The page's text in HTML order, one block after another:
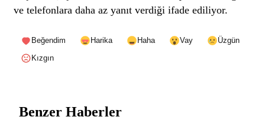
ve telefonlara daha az yanıt verdiği ifade ediliyor.
Beğendim Harika Haha Vay
Üzgün
Kızgın
Benzer Haberler